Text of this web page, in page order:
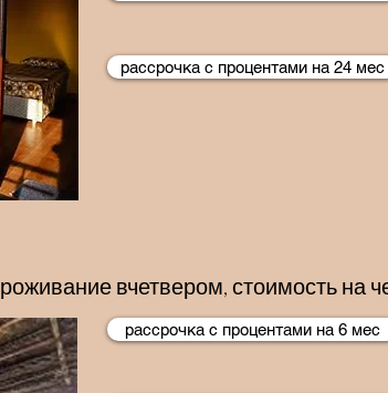
рассрочка с процентами на 24 мес
вчетвером, стоимость на
рассрочка с процентами на 6 мес